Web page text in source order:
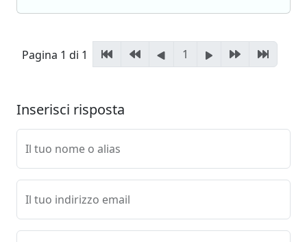
Pagina 1 di 1 1
Inserisci risposta
Il tuo nome o alias
Il tuo indirizzo email